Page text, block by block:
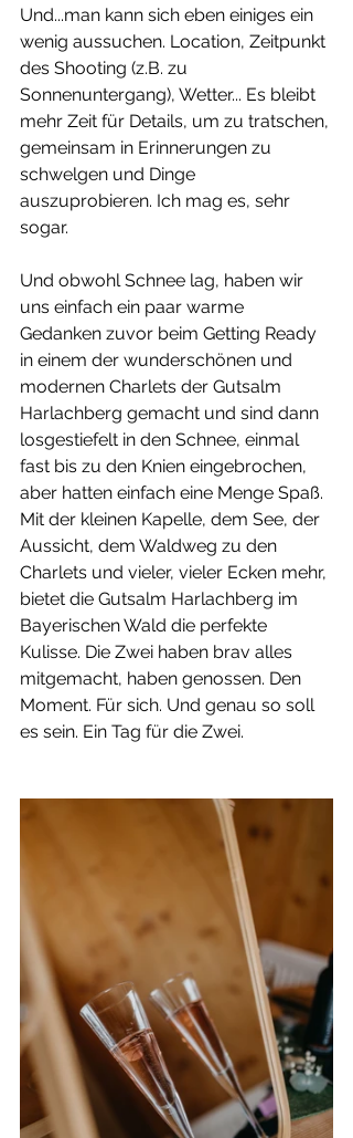
Und...man kann sich eben einiges ein
wenig aussuchen. Location, Zeitpunkt
des Shooting (z.B. zu
Sonnenuntergang), Wetter... Es bleibt
mehr Zeit für Details, um zu tratschen,
gemeinsam in Erinnerungen zu
schwelgen und Dinge
auszuprobieren. Ich mag es, sehr
sogar.
Und obwohl Schnee lag, haben wir
uns einfach ein paar warme
Gedanken zuvor beim Getting Ready
in einem der wunderschönen und
modernen Charlets der Gutsalm
Harlachberg gemacht und sind dann
losgestiefelt in den Schnee, einmal
fast bis zu den Knien eingebrochen,
aber hatten einfach eine Menge Spaß.
Mit der kleinen Kapelle, dem See, der
Aussicht, dem Waldweg zu den
Charlets und vieler, vieler Ecken mehr,
bietet die Gutsalm Harlachberg im
Bayerischen Wald die perfekte
Kulisse. Die Zwei haben brav alles
mitgemacht, haben genossen. Den
Moment. Für sich. Und genau so soll
es sein. Ein Tag für die Zwei.